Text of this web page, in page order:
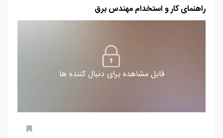
راهنمای کار و استخدام مهندس برق
قابل مشاهده برای دنبال کننده ها